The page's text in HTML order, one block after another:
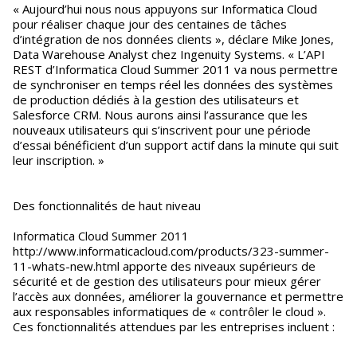
« Aujourd’hui nous nous appuyons sur Informatica Cloud
pour réaliser chaque jour des centaines de tâches
d’intégration de nos données clients », déclare Mike Jones,
Data Warehouse Analyst chez Ingenuity Systems. « L’API
REST d’Informatica Cloud Summer 2011 va nous permettre
de synchroniser en temps réel les données des systèmes
de production dédiés à la gestion des utilisateurs et
Salesforce CRM. Nous aurons ainsi l’assurance que les
nouveaux utilisateurs qui s’inscrivent pour une période
d’essai bénéficient d’un support actif dans la minute qui suit
leur inscription. »
Des fonctionnalités de haut niveau
Informatica Cloud Summer 2011
http://www.informaticacloud.com/products/323-summer-
11-whats-new.html apporte des niveaux supérieurs de
sécurité et de gestion des utilisateurs pour mieux gérer
l’accès aux données, améliorer la gouvernance et permettre
aux responsables informatiques de « contrôler le cloud ».
Ces fonctionnalités attendues par les entreprises incluent :